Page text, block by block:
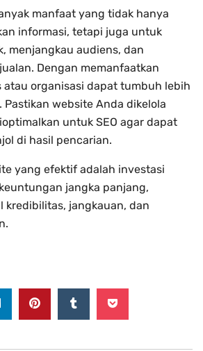
manfaat yang tidak hanya
informasi, tetapi juga untuk
menjangkau audiens, dan
Dengan memanfaatkan
atau organisasi dapat tumbuh lebih
website Anda dikelola
untuk SEO agar dapat
di hasil pencarian.
yang efektif adalah investasi
jangka panjang,
kredibilitas, jangkauan, dan